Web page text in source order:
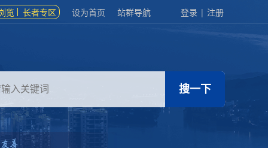
览 长者专区 设为首页 站群导航 登录 | 注册